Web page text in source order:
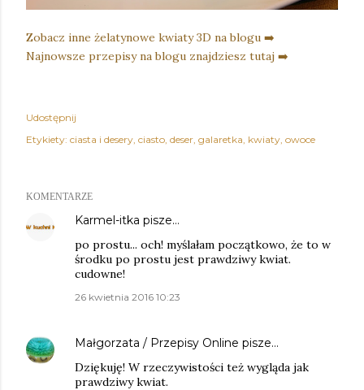
Zobacz inne żelatynowe kwiaty 3D na blogu ➡️
Najnowsze przepisy na blogu znajdziesz tutaj ➡️
Udostępnij
Etykiety: ciasta i desery ciasto deser galaretka kwiaty owoce
KOMENTARZE
Karmel-itka pisze…
po prostu... och! myślałam początkowo, że to w
środku po prostu jest prawdziwy kwiat.
cudowne!
26 kwietnia 2016 10:23
Małgorzata / Przepisy Online pisze…
Dziękuję! W rzeczywistości też wygląda jak
prawdziwy kwiat.